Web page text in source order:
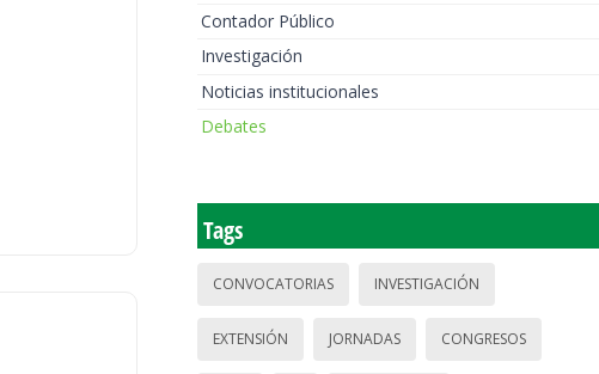
Contador Público
Investigación
Noticias institucionales
Debates
Tags
CONVOCATORIAS INVESTIGACIÓN
EXTENSIÓN JORNADAS CONGRESOS